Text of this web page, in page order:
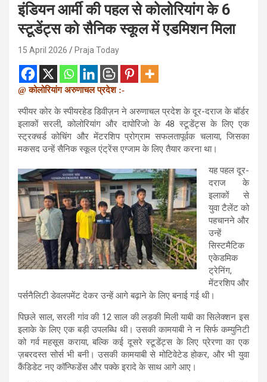
इंडियन आर्मी की पहल से कोलोरियांग के 6
स्टूडेंट्स को सैनिक स्कूल में एडमिशन मिला
15 April 2026 Praja Today
@ कोलोरियांग अरुणाचल प्रदेश :-
स्पीयर कोर के स्पीयरहेड डिवीज़न ने अरुणाचल प्रदेश के दूर-दराज के बॉर्डर
इलाकों सरली, कोलोरियांग और दापोरिजो के 48 स्टूडेंट्स के लिए एक
स्ट्रक्चर्ड कोचिंग और मेंटरशिप प्रोग्राम सफलतापूर्वक चलाया, जिसका
मकसद उन्हें सैनिक स्कूल एंट्रेंस एग्जाम के लिए तैयार करना था।
यह पहल दूर-
दराज के
इलाकों से
युवा टैलेंट को
पहचानने और
उन्हें
सिस्टमैटिक
एकेडमिक
ट्रेनिंग,
मेंटरशिप और
पर्सनैलिटी डेवलपमेंट देकर उन्हें आगे बढ़ाने के लिए बनाई गई थी।
पिछले साल, सरली गांव की 12 साल की लड़की मिली याबी का सिलेक्शन इस
इलाके के लिए एक बड़ी उपलब्धि थी। उसकी कामयाबी ने न सिर्फ कम्युनिटी
को गर्व महसूस कराया, बल्कि कई दूसरे स्टूडेंट्स के लिए प्रेरणा का एक
ज़बरदस्त सोर्स भी बनी। उसकी कामयाबी से मोटिवेटेड होकर, और भी युवा
कैंडिडेट नए कॉन्फिडेंस और पक्के इरादे के साथ आगे आए।